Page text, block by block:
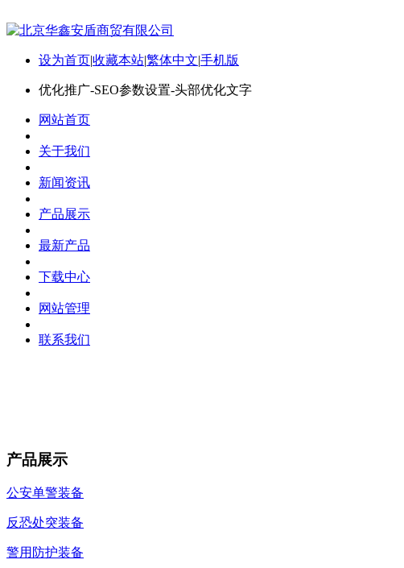
设为首页|收藏本站|繁体中文|手机版
优化推广-SEO参数设置-头部优化文字
网站首页
关于我们
新闻资讯
产品展示
最新产品
下载中心
网站管理
联系我们
产品展示
公安单警装备
反恐处突装备
警用防护装备